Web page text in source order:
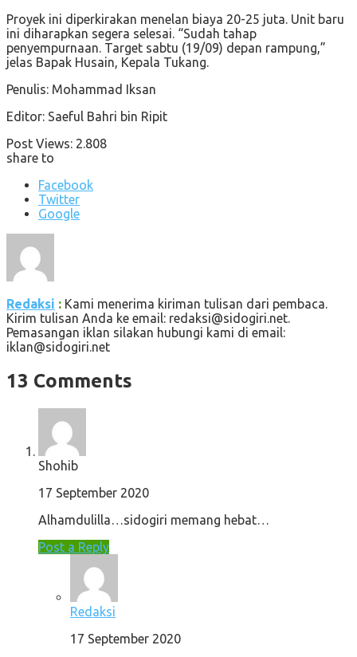
Proyek ini diperkirakan menelan biaya 20-25 juta. Unit baru
ini diharapkan segera selesai. “Sudah tahap
penyempurnaan. Target sabtu (19/09) depan rampung,”
jelas Bapak Husain, Kepala Tukang.
Penulis: Mohammad Iksan
Editor: Saeful Bahri bin Ripit
Post Views: 2.808
share to
Facebook
Twitter
Google
Redaksi : Kami menerima kiriman tulisan dari pembaca.
Kirim tulisan Anda ke email: redaksi@sidogiri.net.
Pemasangan iklan silakan hubungi kami di email:
iklan@sidogiri.net
13 Comments
Shohib
17 September 2020
Alhamdulilla…sidogiri memang hebat…
Post a Reply
Redaksi
17 September 2020